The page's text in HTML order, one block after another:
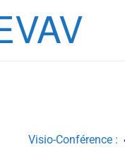
Visio-Conférence :